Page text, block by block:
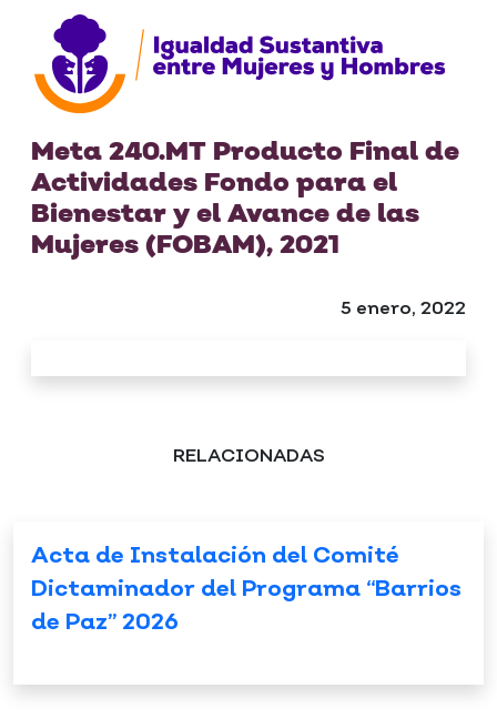
Meta 240.MT Producto Final de
Actividades Fondo para el
Bienestar y el Avance de las
Mujeres (FOBAM), 2021
5 enero, 2022
RELACIONADAS
Acta de Instalación del Comité
Dictaminador del Programa “Barrios
de Paz” 2026